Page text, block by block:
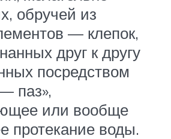
обручей из
— клепок,
друг к другу
посредством
паз»,
или вообще
протекание воды.